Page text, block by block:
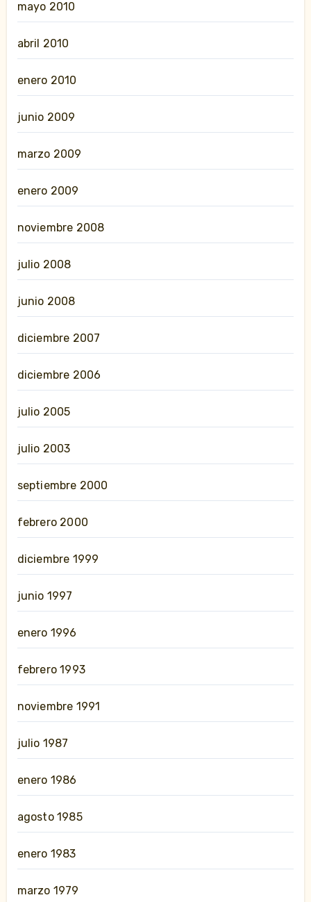
mayo 2010
abril 2010
enero 2010
junio 2009
marzo 2009
enero 2009
noviembre 2008
julio 2008
junio 2008
diciembre 2007
diciembre 2006
julio 2005
julio 2003
septiembre 2000
febrero 2000
diciembre 1999
junio 1997
enero 1996
febrero 1993
noviembre 1991
julio 1987
enero 1986
agosto 1985
enero 1983
marzo 1979